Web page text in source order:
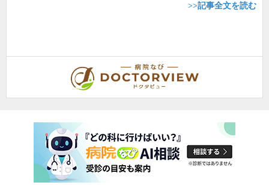
>>記事全文を読む